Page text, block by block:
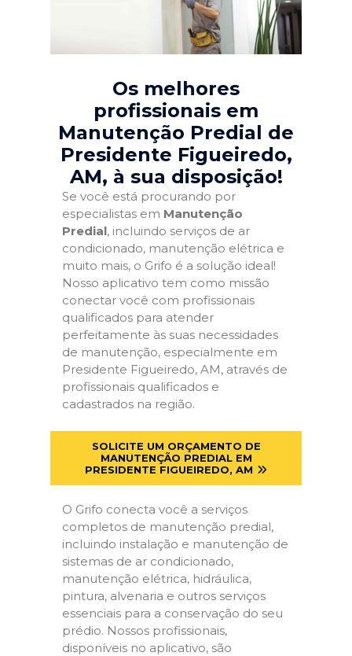
Os melhores
profissionais em
Manutenção Predial de
Presidente Figueiredo,
AM, à sua disposição!
Se você está procurando por
especialistas em Manutenção
Predial, incluindo serviços de ar
condicionado, manutenção elétrica e
muito mais, o Grifo é a solução ideal!
Nosso aplicativo tem como missão
conectar você com profissionais
qualificados para atender
perfeitamente às suas necessidades
de manutenção, especialmente em
Presidente Figueiredo, AM, através de
profissionais qualificados e
cadastrados na região.
SOLICITE UM ORÇAMENTO DE
MANUTENÇÃO PREDIAL EM
PRESIDENTE FIGUEIREDO, AM
O Grifo conecta você a serviços
completos de manutenção predial,
incluindo instalação e manutenção de
sistemas de ar condicionado,
manutenção elétrica, hidráulica,
pintura, alvenaria e outros serviços
essenciais para a conservação do seu
prédio. Nossos profissionais,
disponíveis no aplicativo, são